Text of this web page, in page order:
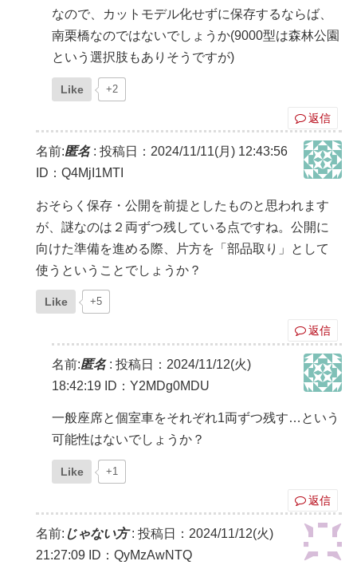
なので、カットモデル化せずに保存するならば、
南栗橋なのではないでしょうか(9000型は森林公園
という選択肢もありそうですが)
Like +2
返信
名前:匿名: 投稿日：2024/11/11(月) 12:43:56
ID：Q4MjI1MTI
おそらく保存・公開を前提としたものと思われます
が、謎なのは２両ずつ残している点ですね。公開に
向けた準備を進める際、片方を「部品取り」として
使うということでしょうか？
Like +5
返信
名前:匿名: 投稿日：2024/11/12(火)
18:42:19 ID：Y2MDg0MDU
一般座席と個室車をそれぞれ1両ずつ残す…という
可能性はないでしょうか？
Like +1
返信
名前: じゃない方: 投稿日：2024/11/12(火)
21:27:09 ID：QyMzAwNTQ